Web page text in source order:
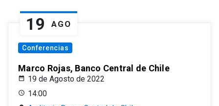
19 AGO
Conferencias
Marco Rojas, Banco Central de Chile
19 de Agosto de 2022
14:00